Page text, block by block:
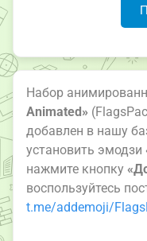
Набор
Animated»
добавлен в нашу
установить эмодзи
нажмите кнопку
воспользуйтесь
t.me/addemoji/